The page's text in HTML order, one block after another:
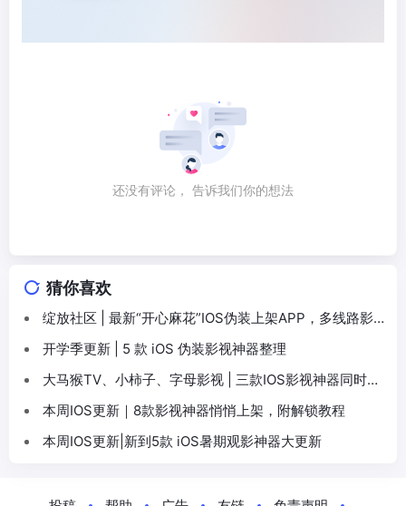
还没有评论， 告诉我们你的想法
猜你喜欢
绽放社区 | 最新“开心麻花”IOS伪装上架APP，多线路影
视追剧，还支持短剧
开学季更新 | 5 款 iOS 伪装影视神器整理
大马猴TV、小柿子、字母影视 | 三款IOS影视神器同时上
本周IOS更新｜8款影视神器悄悄上架，附解锁教程
本周IOS更新|新到5款 iOS暑期观影神器大更新